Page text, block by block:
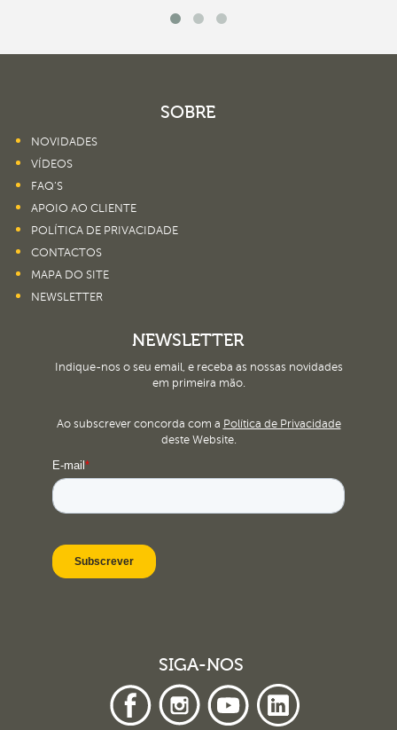
SOBRE
NOVIDADES
VÍDEOS
FAQ’S
APOIO AO CLIENTE
POLÍTICA DE PRIVACIDADE
CONTACTOS
MAPA DO SITE
NEWSLETTER
NEWSLETTER
Indique-nos o seu email, e receba as nossas novidades
em primeira mão.
Ao subscrever concorda com a Política de Privacidade
deste Website.
SIGA-NOS